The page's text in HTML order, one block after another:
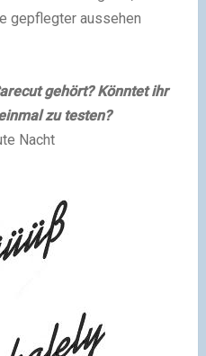
gepflegter aussehen
gehört? Könntet ihr
zu testen?
Nacht